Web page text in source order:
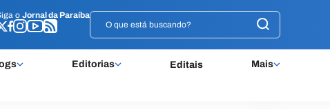
o Jornal da Paraíba
Editorias Editais Mais
o Jornal da Paraíba